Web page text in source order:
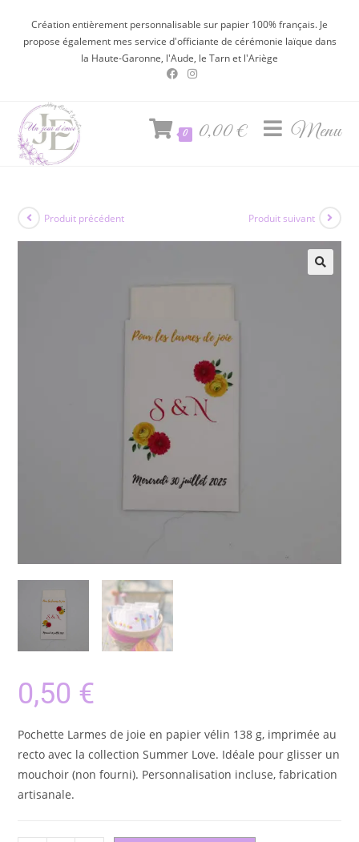
Création entièrement personnalisable sur papier 100% français. Je
propose également mes service d'officiante de cérémonie laïque dans
la Haute-Garonne, l'Aude, le Tarn et l'Ariège
0 0,00€ Menu
Produit précédent Produit suivant
0,50 €
Pochette Larmes de joie en papier vélin 138 g, imprimée au
recto avec la collection Summer Love. Idéale pour glisser un
mouchoir (non fourni). Personnalisation incluse, fabrication
artisanale.